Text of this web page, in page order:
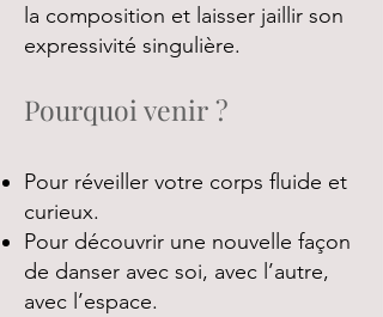
la composition et laisser jaillir son
expressivité singulière.
Pourquoi venir ?
Pour réveiller votre corps fluide et
curieux.
Pour découvrir une nouvelle façon
de danser avec soi, avec l’autre,
avec l’espace.